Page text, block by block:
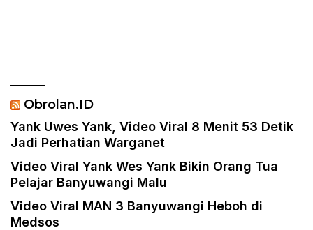
Obrolan.ID
Yank Uwes Yank, Video Viral 8 Menit 53 Detik
Jadi Perhatian Warganet
Video Viral Yank Wes Yank Bikin Orang Tua
Pelajar Banyuwangi Malu
Video Viral MAN 3 Banyuwangi Heboh di
Medsos